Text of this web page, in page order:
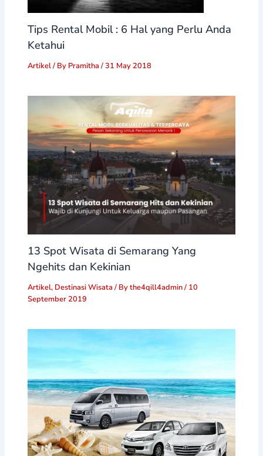
Tips Rental Mobil : 6 Hal yang Perlu Anda
Ketahui
Artikel/ By Pramitha/31 May 2018
13 Spot Wisata di Semarang Yang
Ngehits dan Kekinian
Artikel, Destinasi Wisata/ Bythe4qill4admin/ 10
September 2019